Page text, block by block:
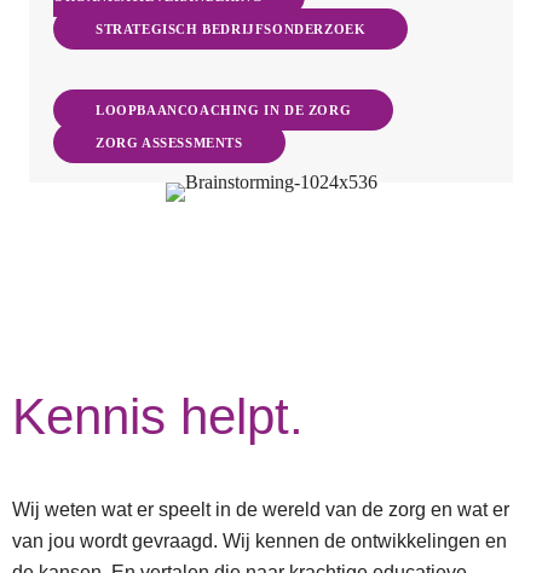
STRATEGISCH BEDRIJFSONDERZOEK
LOOPBAANCOACHING IN DE ZORG
ZORG ASSESSMENTS
Kennis helpt.
Wij weten wat er speelt in de wereld van de zorg en wat er
van jou wordt gevraagd. Wij kennen de ontwikkelingen en